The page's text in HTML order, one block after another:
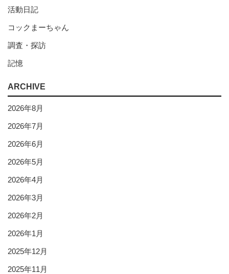
活動日記
コックまーちゃん
調査・探訪
記憶
ARCHIVE
2026年8月
2026年7月
2026年6月
2026年5月
2026年4月
2026年3月
2026年2月
2026年1月
2025年12月
2025年11月